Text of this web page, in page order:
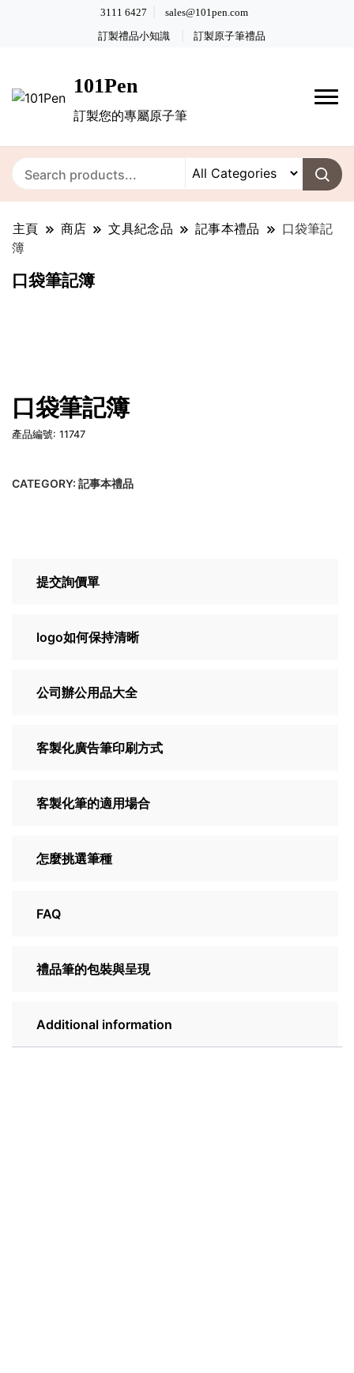
3111 6427 sales@101pen.com
訂製禮品小知識 訂製原子筆禮品
101Pen
訂製您的專屬原子筆
主頁 商店 文具紀念品 記事本禮品
口袋筆記
簿
口袋筆記簿
口袋筆記簿
產品編號: 11747
CATEGORY: 記事本禮品
提交詢價單
logo如何保持清晰
公司辦公用品大全
客製化廣告筆印刷方式
客製化筆的適用場合
怎麼挑選筆種
FAQ
禮品筆的包裝與呈現
Additional information